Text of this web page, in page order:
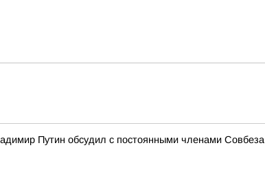
Путин обсудил с постоянными членами